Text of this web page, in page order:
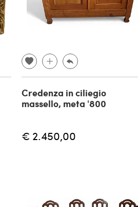
Credenza in ciliegio
massello, meta '800
€ 2.450,00